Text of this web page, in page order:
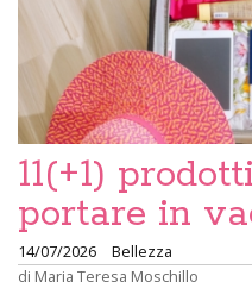
11(+1)
portare in
14/07/2026
Bellezza
di Maria Teresa Moschillo